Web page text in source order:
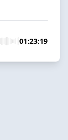
01:23:19